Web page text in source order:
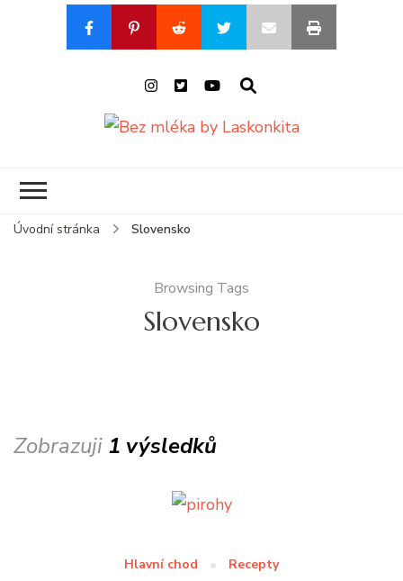
Úvodní stránka Slovensko
Browsing Tags
Slovensko
Zobrazuji 1 výsledků
Hlavní chod Recepty